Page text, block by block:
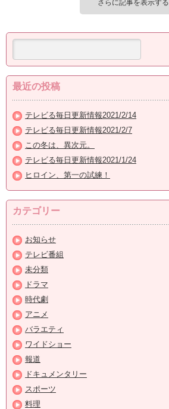
さらに記事を表示する
最近の投稿
テレビる毎日更新情報2021/2/14
テレビる毎日更新情報2021/2/7
この冬は、異次元。
テレビる毎日更新情報2021/1/24
ヒロイン、第一の試練！
カテゴリー
お知らせ
テレビ番組
未分類
ドラマ
時代劇
アニメ
バラエティ
ワイドショー
報道
ドキュメンタリー
スポーツ
料理